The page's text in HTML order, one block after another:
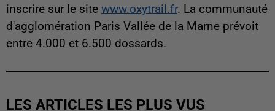
inscrire sur le site www.oxytrail.fr. La communauté
d'agglomération Paris Vallée de la Marne prévoit
entre 4.000 et 6.500 dossards.
LES ARTICLES LES PLUS VUS